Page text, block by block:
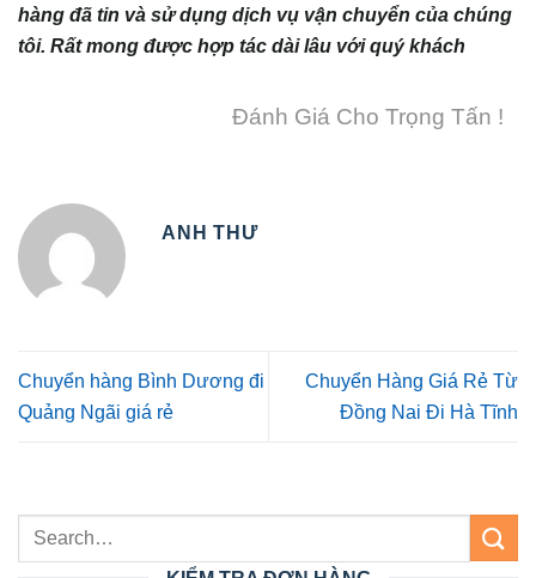
hàng đã tin và sử dụng dịch vụ vận chuyển của chúng
tôi. Rất mong được hợp tác dài lâu với quý khách
Đánh Giá Cho Trọng Tấn !
ANH THƯ
Chuyển hàng Bình Dương đi
Quảng Ngãi giá rẻ
Chuyển Hàng Giá Rẻ Từ
Đồng Nai Đi Hà Tĩnh